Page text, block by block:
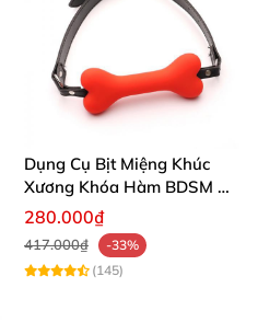
Dụng Cụ Bịt Miệng Khúc
Xương Khóa Hàm BDSM Đồ
Chơi Kích Thích
280.000₫
417.000₫
-33%
(145)